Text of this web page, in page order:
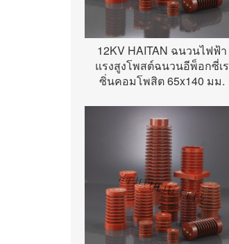
12KV HAITAN ฉนวนไฟฟ้า
แรงสูงโพสต์ฉนวนอีพ็อกซี่เร
ซิ่นคอมโพสิต 65x140 มม.